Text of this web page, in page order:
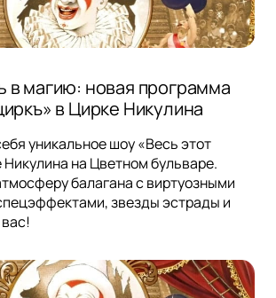
в магию: новая программа
в Цирке Никулина
уникальное шоу «Весь этот
Никулина на Цветном бульваре.
балагана с виртуозными
звезды эстрады и